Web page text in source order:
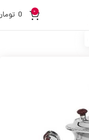
0
0